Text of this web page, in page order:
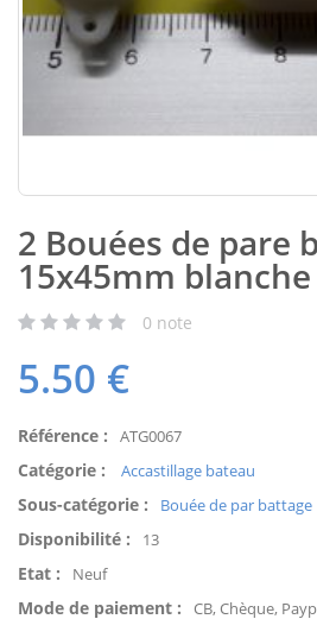
2 Bouées de pare
15x45mm blanche
0 note
5.50 €
Référence : ATG0067
Catégorie : Accastillage bateau
Sous-catégorie : Bouée de par battage
Disponibilité : 13
Etat : Neuf
Mode de paiement : CB, Chèque,